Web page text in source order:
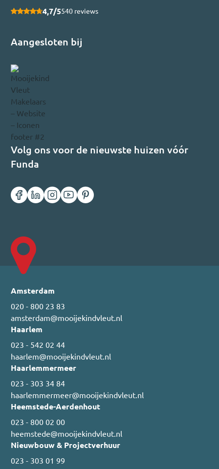
4,7/5540 reviews
Aangesloten bij
Volg ons voor de nieuwste huizen vóór
Funda
Amsterdam
020 - 800 23 83
amsterdam@mooijekindvleut.nl
Haarlem
023 - 542 02 44
haarlem@mooijekindvleut.nl
Haarlemmermeer
023 - 303 34 84
haarlemmermeer@mooijekindvleut.nl
Heemstede-Aerdenhout
023 - 800 02 00
heemstede@mooijekindvleut.nl
Nieuwbouw & Projectverhuur
023 - 303 01 99